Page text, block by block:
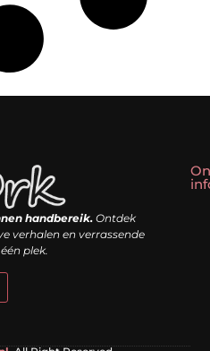
handbereik. Ontdek
verhalen en verrassende
plek.